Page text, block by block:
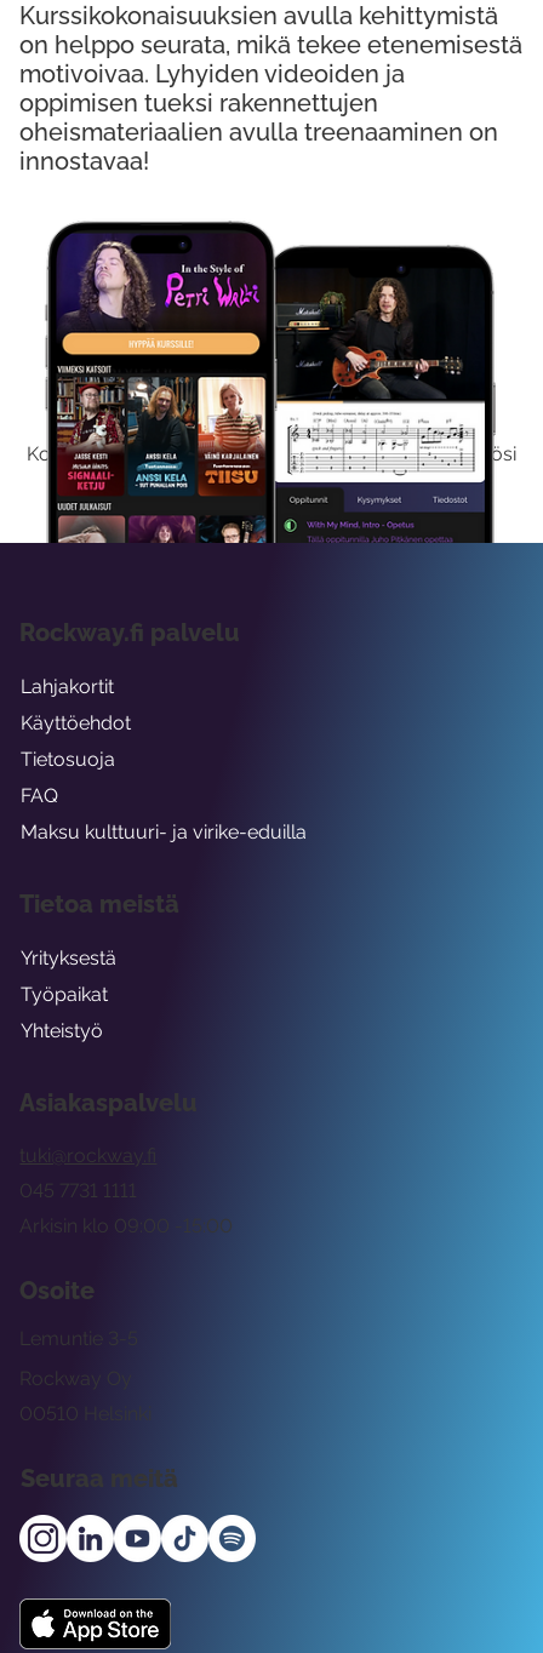
Kokeile Ilmaiseksi
Kokeilemalla ilmaiseksi saat koko sisältömme käyttöösi
viikon ajaksi.
Kurssikokonaisuuksien avulla kehittymistä
on helppo seurata, mikä tekee etenemisestä
motivoivaa. Lyhyiden videoiden ja
oppimisen tueksi rakennettujen
oheismateriaalien avulla treenaaminen on
innostavaa!
Asiakaspalvelu
tuki@rockway.fi
Arkisin klo 09:00 -15:00
045 7731 1111
Osoite
Rockway Oy
Lemuntie 3-5
00510 Helsinki
Seuraa meitä
Rockway.fi palvelu
Lahjakortit
Käyttöehdot
Tietosuoja
FAQ
Maksu kulttuuri- ja virike-eduilla
Tietoa meistä
Yrityksestä
Työpaikat
Yhteistyö